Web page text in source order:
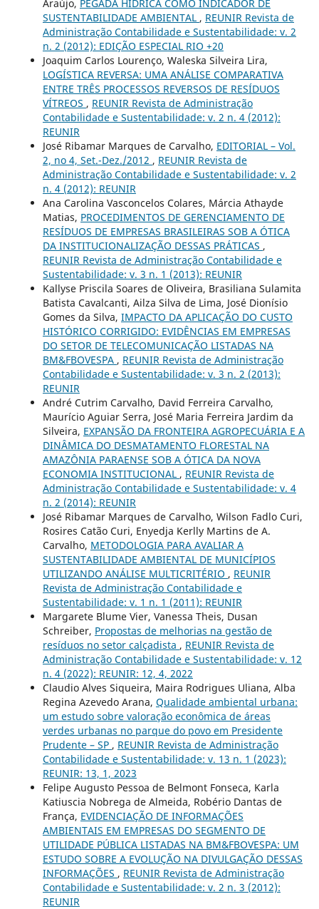
Araújo, PEGADA HÍDRICA COMO INDICADOR DE
SUSTENTABILIDADE AMBIENTAL , REUNIR Revista de
Administração Contabilidade e Sustentabilidade: v. 2
n. 2 (2012): EDIÇÃO ESPECIAL RIO +20
Joaquim Carlos Lourenço, Waleska Silveira Lira,
LOGÍSTICA REVERSA: UMA ANÁLISE COMPARATIVA
ENTRE TRÊS PROCESSOS REVERSOS DE RESÍDUOS
VÍTREOS , REUNIR Revista de Administração
Contabilidade e Sustentabilidade: v. 2 n. 4 (2012):
REUNIR
José Ribamar Marques de Carvalho, EDITORIAL – Vol.
2, no 4, Set.-Dez./2012 , REUNIR Revista de
Administração Contabilidade e Sustentabilidade: v. 2
n. 4 (2012): REUNIR
Ana Carolina Vasconcelos Colares, Márcia Athayde
Matias, PROCEDIMENTOS DE GERENCIAMENTO DE
RESÍDUOS DE EMPRESAS BRASILEIRAS SOB A ÓTICA
DA INSTITUCIONALIZAÇÃO DESSAS PRÁTICAS ,
REUNIR Revista de Administração Contabilidade e
Sustentabilidade: v. 3 n. 1 (2013): REUNIR
Kallyse Priscila Soares de Oliveira, Brasiliana Sulamita
Batista Cavalcanti, Ailza Silva de Lima, José Dionísio
Gomes da Silva, IMPACTO DA APLICAÇÃO DO CUSTO
HISTÓRICO CORRIGIDO: EVIDÊNCIAS EM EMPRESAS
DO SETOR DE TELECOMUNICAÇÃO LISTADAS NA
BM&FBOVESPA , REUNIR Revista de Administração
Contabilidade e Sustentabilidade: v. 3 n. 2 (2013):
REUNIR
André Cutrim Carvalho, David Ferreira Carvalho,
Maurício Aguiar Serra, José Maria Ferreira Jardim da
Silveira, EXPANSÃO DA FRONTEIRA AGROPECUÁRIA E A
DINÂMICA DO DESMATAMENTO FLORESTAL NA
AMAZÔNIA PARAENSE SOB A ÓTICA DA NOVA
ECONOMIA INSTITUCIONAL , REUNIR Revista de
Administração Contabilidade e Sustentabilidade: v. 4
n. 2 (2014): REUNIR
José Ribamar Marques de Carvalho, Wilson Fadlo Curi,
Rosires Catão Curi, Enyedja Kerlly Martins de A.
Carvalho, METODOLOGIA PARA AVALIAR A
SUSTENTABILIDADE AMBIENTAL DE MUNICÍPIOS
UTILIZANDO ANÁLISE MULTICRITÉRIO , REUNIR
Revista de Administração Contabilidade e
Sustentabilidade: v. 1 n. 1 (2011): REUNIR
Margarete Blume Vier, Vanessa Theis, Dusan
Schreiber, Propostas de melhorias na gestão de
resíduos no setor calçadista , REUNIR Revista de
Administração Contabilidade e Sustentabilidade: v. 12
n. 4 (2022): REUNIR: 12, 4, 2022
Claudio Alves Siqueira, Maira Rodrigues Uliana, Alba
Regina Azevedo Arana, Qualidade ambiental urbana:
um estudo sobre valoração econômica de áreas
verdes urbanas no parque do povo em Presidente
Prudente – SP , REUNIR Revista de Administração
Contabilidade e Sustentabilidade: v. 13 n. 1 (2023):
REUNIR: 13, 1, 2023
Felipe Augusto Pessoa de Belmont Fonseca, Karla
Katiuscia Nobrega de Almeida, Robério Dantas de
França, EVIDENCIAÇÃO DE INFORMAÇÕES
AMBIENTAIS EM EMPRESAS DO SEGMENTO DE
UTILIDADE PÚBLICA LISTADAS NA BM&FBOVESPA: UM
ESTUDO SOBRE A EVOLUÇÃO NA DIVULGAÇÃO DESSAS
INFORMAÇÕES , REUNIR Revista de Administração
Contabilidade e Sustentabilidade: v. 2 n. 3 (2012):
REUNIR